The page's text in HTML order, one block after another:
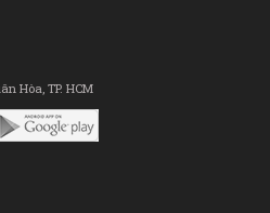
Hòa, TP. HCM